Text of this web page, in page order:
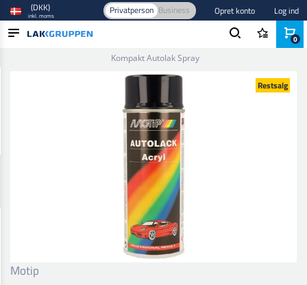
(DKK)
inkl. moms Privatperson Business Opret konto Log ind
Kompakt Autolak Spray
Restsalg
Motip
0